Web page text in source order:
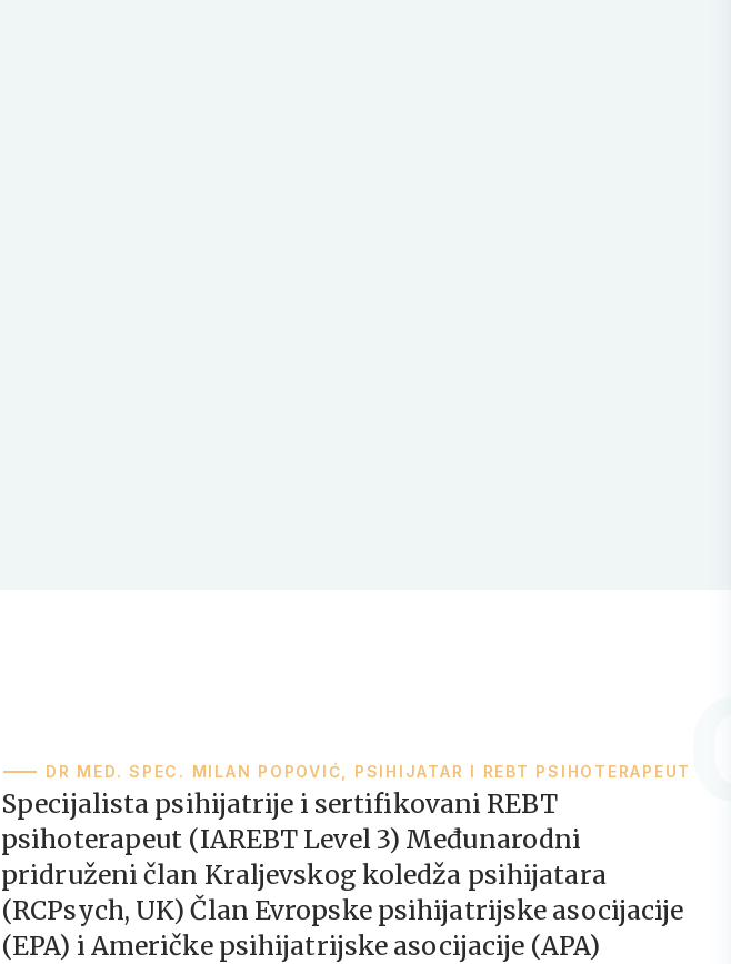
DR MED. SPEC. MILAN POPOVIĆ, PSIHIJATAR I REBT PSIHOTERAPEUT
Specijalista psihijatrije i sertifikovani REBT
psihoterapeut (IAREBT Level 3) Međunarodni
pridruženi član Kraljevskog koledža psihijatara
(RCPsych, UK) Član Evropske psihijatrijske asocijacije
(EPA) i Američke psihijatrijske asocijacije (APA)